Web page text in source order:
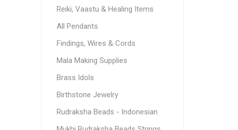
Reiki, Vaastu & Healing Items
All Pendants
Findings, Wires & Cords
Mala Making Supplies
Brass Idols
Birthstone Jewelry
Rudraksha Beads - Indonesian